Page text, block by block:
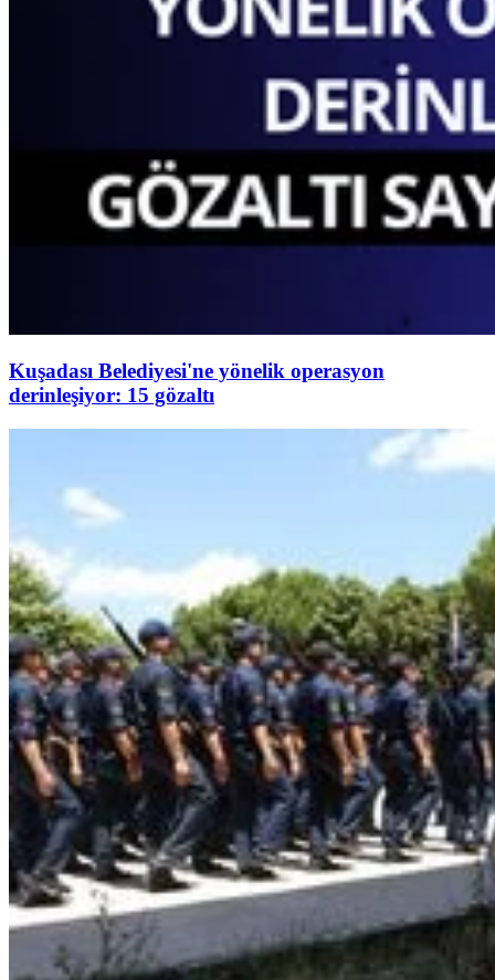
Kuşadası Belediyesi'ne yönelik operasyon
derinleşiyor: 15 gözaltı